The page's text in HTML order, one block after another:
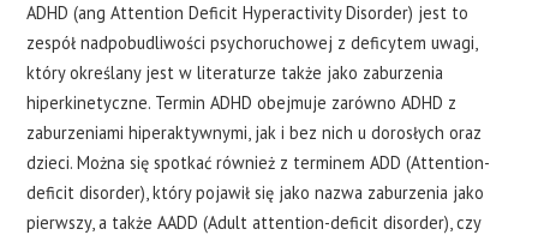
O STRONIE
KONTAKT
ADHD (ang Attention Deficit Hyperactivity Disorder) jest to
zespół nadpobudliwości psychoruchowej z deficytem uwagi,
który określany jest w literaturze także jako zaburzenia
hiperkinetyczne. Termin ADHD obejmuje zarówno ADHD z
zaburzeniami hiperaktywnymi, jak i bez nich u dorosłych oraz
dzieci. Można się spotkać również z terminem ADD (Attention-
deficit disorder), który pojawił się jako nazwa zaburzenia jako
pierwszy, a także AADD (Adult attention-deficit disorder), czy